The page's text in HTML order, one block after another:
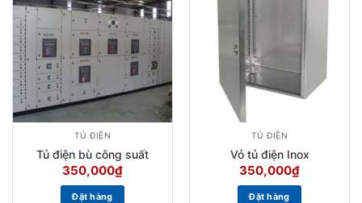
TỦ ĐIỆN
Tủ điện bù công suất
350,000₫
Đặt hàng
TỦ ĐIỆN
Vỏ tủ điện Inox
350,000₫
Đặt hàng